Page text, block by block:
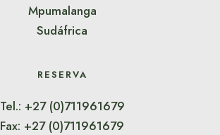
Mpumalanga
Sudáfrica
RESERVA
Tel.: +27 (0)711961679
Fax: +27 (0)711961679